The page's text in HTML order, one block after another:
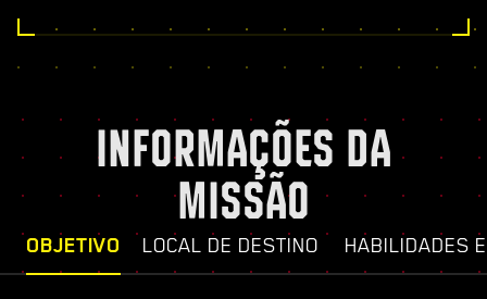
INFORMAÇÕES DA
MISSÃO
OBJETIVO LOCAL DE DESTINO HABILIDADES